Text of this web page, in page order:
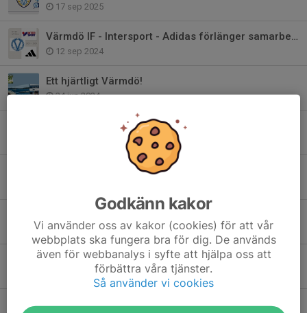
17 sep 2025
Värmdö IF - Intersport - Adidas förlänger samarbetet!
12 sep 2024
Ett hjärtligt Värmdö!
24 jun 2024
Bli medlem i Club 1948 - Värmdö IF:s Vänner
Värdegrundsambassadör - Värmdös viktigaste
27 dec 2023
Värmdö IF har sorg
17 apr 2023
Värmdö IF-familjen har sorg
Godkänn kakor
Vi använder oss av kakor (cookies) för att vår
webbplats ska fungera bra för dig. De används
även för webbanalys i syfte att hjälpa oss att
förbättra våra tjänster.
Så använder vi cookies